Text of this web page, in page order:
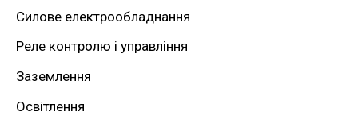
:Силове електрообладнання
Реле контролю і управління
Заземлення
Освітлення